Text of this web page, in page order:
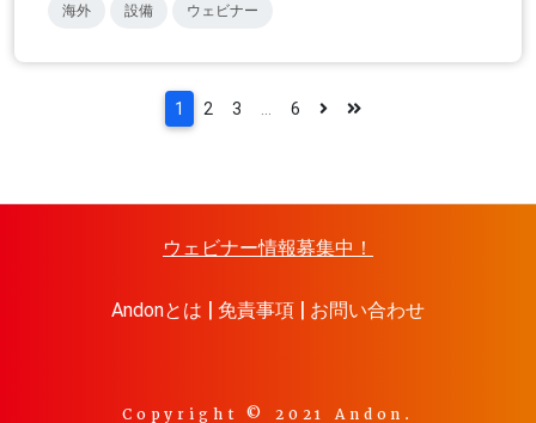
海外 設備 ウェビナー
1 2 3 6
ウェビナー情報募集中！
Andonとは 免責事項 お問い合わせ
Copyright © 2021 Andon.